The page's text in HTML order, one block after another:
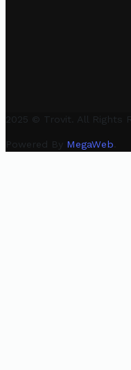
2025 © Trovit. All Rights
Powered By MegaWeb